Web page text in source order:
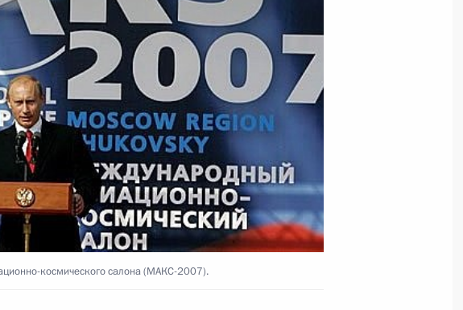
Терехову с днем рождения
участникам и гостям
в Каннах
космического салона (МАКС-2007).